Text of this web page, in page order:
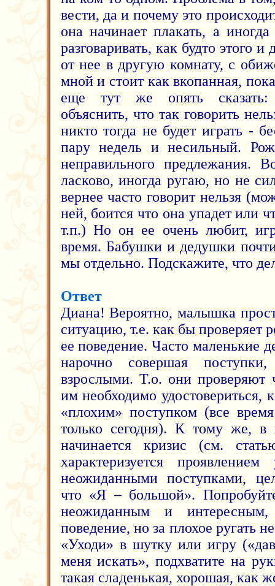
вести, да и почему это
она начинает плакать, а
разговаривать, как будто этого
от нее в другую комнату, с
мной и стоит как вкопанная,
еще тут же опять
объяснить, что так говорить
никто тогда не будет играть -
пару недель и несильный.
неправильного предлежания.
ласково, иногда ругаю, но не
вернее часто говорит нельзя
ней, боится что она упадет или
т.п.) Но он ее очень любит,
время. Бабушки и дедушки
мы отдельно. Подскажите, что
Ответ
Диана! Вероятно, малышка
ситуацию, т.е. как бы
ее поведение. Часто маленькие
нарочно совершая
взрослыми. Т.о. они проверяют
им необходимо удостовериться,
«плохим» поступком (все
только сегодня). К тому же, в
начинается кризис (см.
характеризуется
неожиданными поступками,
что «Я – большой».
неожиданным и
поведение, но за плохое ругать
«Уходи» в шутку или игру
меня искать», подхватите на
такая сладенькая, хорошая, как